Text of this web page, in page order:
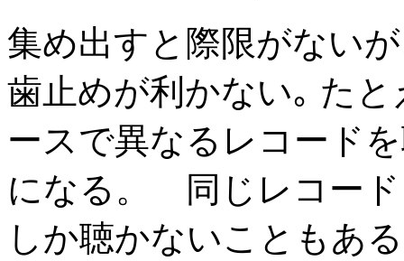
集め出すと際限がない
歯止めが利かない｡ た
ースで異なるレコード
になる。 同じレコード
しか聴かないこともあ